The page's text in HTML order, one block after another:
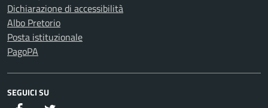
Dichiarazione di accessibilità
Albo Pretorio
Posta istituzionale
PagoPA
SEGUICI SU